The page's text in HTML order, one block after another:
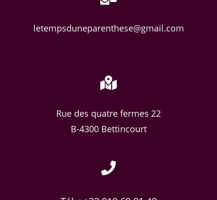
letempsduneparenthese@gmail.com
Rue des quatre fermes 22
B-4300 Bettincourt